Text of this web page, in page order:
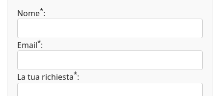
Nome*:
Email*:
La tua richiesta*: